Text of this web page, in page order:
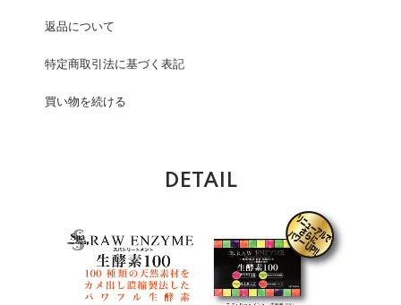
返品について
特定商取引法に基づく表記
買い物を続ける
DETAIL